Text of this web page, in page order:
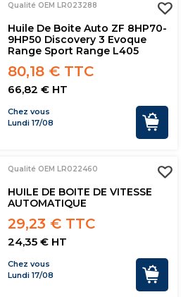
Qualité OEM LR023288
Huile De Boite Auto ZF 8HP70-
9HP50 Discovery 3 Evoque
Range Sport Range L405
80,18 € TTC
66,82 € HT
Chez vous
Lundi 17/08
Qualité OEM LR022460
HUILE DE BOITE DE VITESSE
AUTOMATIQUE
29,23 € TTC
24,35 € HT
Chez vous
Lundi 17/08